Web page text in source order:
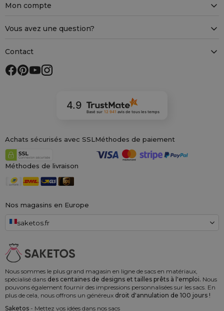
Nous sommes le plus grand magasin en ligne de sacs en matériaux,
spécialisé dans des centaines de designs et tailles prêts à l'emploi. Nous
pouvons également fournir des impressions personnalisées sur les sacs. En
plus de cela, nous offrons un généreux droit d'annulation de 100 jours !
Saketos - Mettez vos idées dans nos sacs
Nos magasins en Europe
saketos.fr
Mon compte
Vous avez une question?
Contact
4.9
Basé sur 12 941 avisde tous les temps
Achats sécurisés avec SSL Méthodes de paiement
Méthodes de livraison